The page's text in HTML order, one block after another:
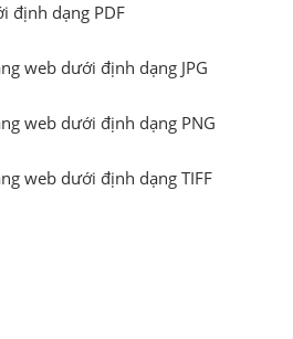
định dạng PDF
web dưới định dạng JPG
web dưới định dạng PNG
web dưới định dạng TIFF